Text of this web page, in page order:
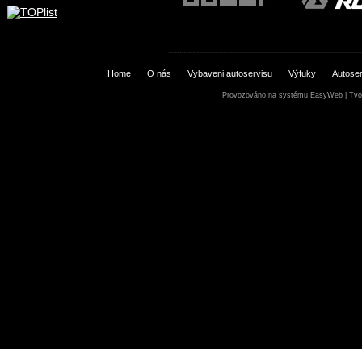
Home O nás Vybaveni autoservisu Výfuky
Provozováno na systému EasyWeb|